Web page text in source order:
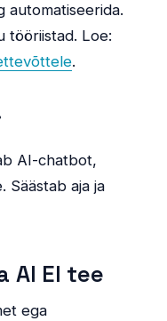
automatiseerida.
tööriistad. Loe:
.
AI-chatbot,
Säästab aja ja
AI EI tee
ega